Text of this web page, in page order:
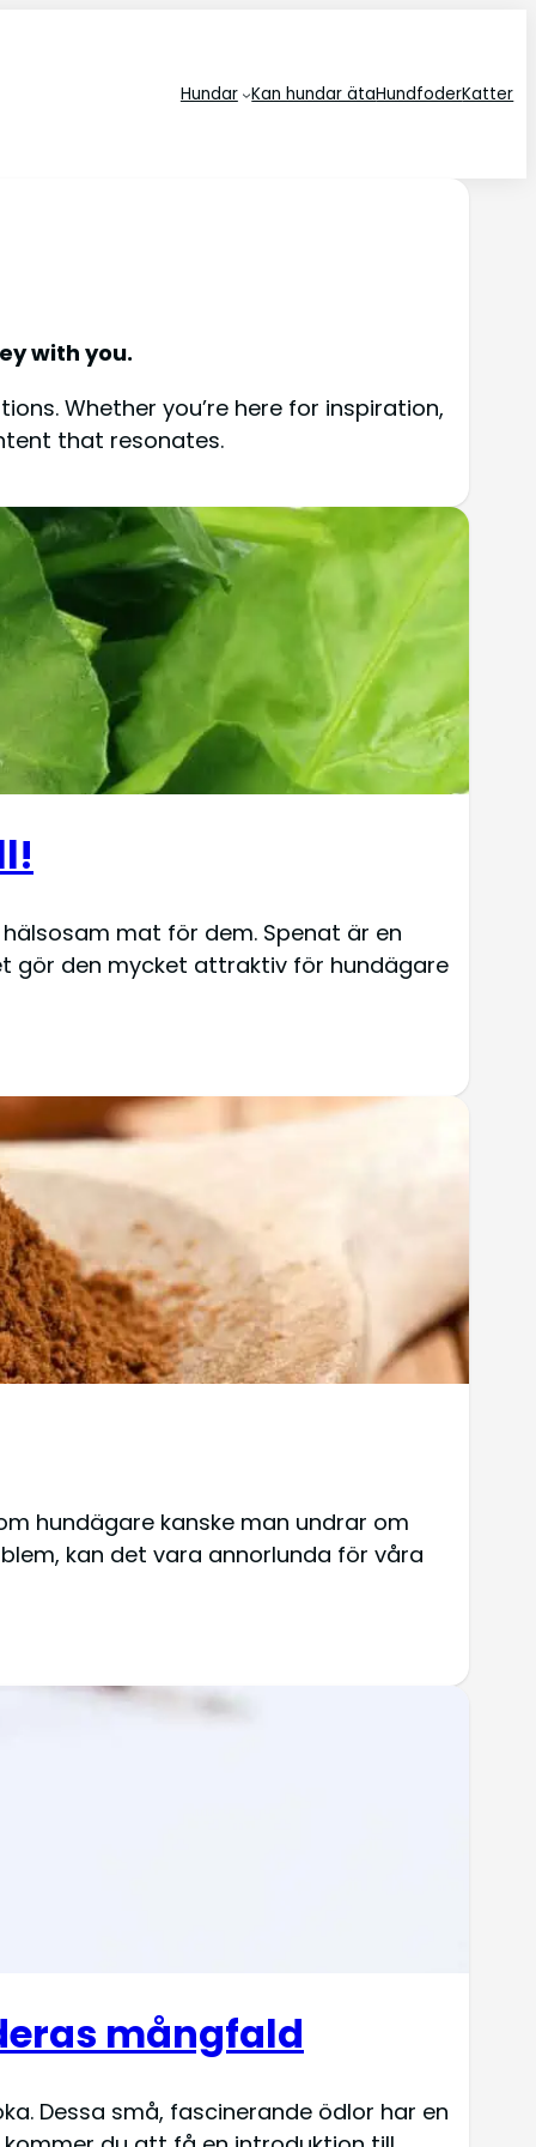
Hundar Kan hundar ätaHundfoderKatter
with you.
Whether you’re here for inspiration,
that resonates.
mat för dem. Spenat är en
gör den mycket attraktiv för hundägare
hundägare kanske man undrar om
kan det vara annorlunda för våra
mångfald
Dessa små, fascinerande ödlor har en